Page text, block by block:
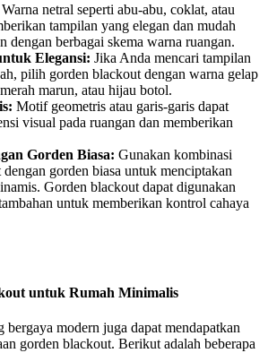
Warna netral seperti abu-abu, coklat, atau
tampilan yang elegan dan mudah
dengan berbagai skema warna ruangan.
Elegansi: Jika Anda mencari tampilan
pilih gorden blackout dengan warna gelap
marun, atau hijau botol.
Motif geometris atau garis-garis dapat
visual pada ruangan dan memberikan
Gorden Biasa: Gunakan kombinasi
gorden biasa untuk menciptakan
Gorden blackout dapat digunakan
untuk memberikan kontrol cahaya
untuk Rumah Minimalis
modern juga dapat mendapatkan
gorden blackout. Berikut adalah beberapa